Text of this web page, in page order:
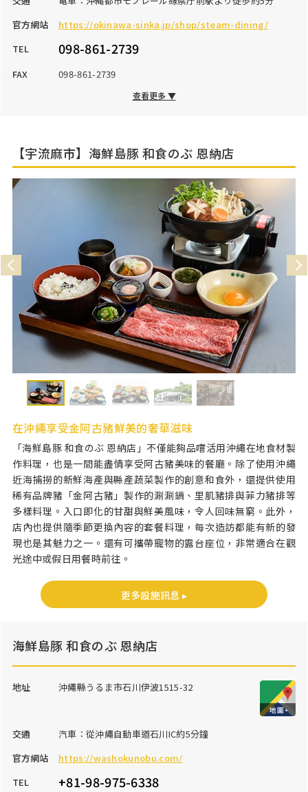
官方網站
https://okinawa-sinka.jp/shop/steam-dining/
TEL
098-861-2739
FAX
098-861-2739
17:00～24:00（フードLO23:00、ドリンクLO23:30）
停車場
無
查看更多 ▼
【宇流麻市】海鮮島豚 和食のぶ 恩納店
在沖繩享受金阿古豬鮮美的奢華滋味
「海鮮島豚 和食のぶ 恩納店」不僅能夠品嚐活用沖繩在地食材製
作料理，也是一間能盡情享受阿古豬美味的餐廳。除了使用沖繩
近海捕撈的新鮮海產與縣產蔬菜製作的創意和食外，還提供使用
稀有品牌豬「金阿古豬」製作的涮涮鍋、里肌豬排與菲力豬排等
多樣料理。入口即化的甘甜與鮮美風味，令人回味無窮。此外，
店內也提供隨季節更換內容的套餐料理，每次造訪都能有新的發
現也是其魅力之一。還有可攜帶寵物的露台座位，非常適合在觀
光途中或假日用餐時前往。
更多設施訊息 ▸
海鮮島豚 和食のぶ 恩納店
地址 沖繩縣うるま市石川伊波1515-32
交通
汽車：從沖繩自動車道石川IC約5分鐘
官方網站
https://washokunobu.com/
TEL
+81-98-975-6338